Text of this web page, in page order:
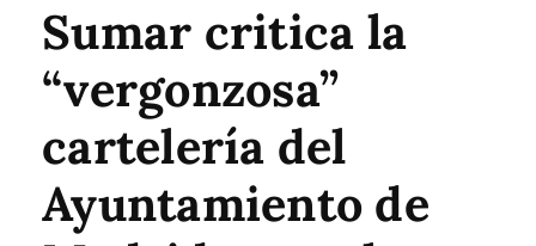
Sumar critica la
“vergonzosa”
cartelería del
Ayuntamiento de